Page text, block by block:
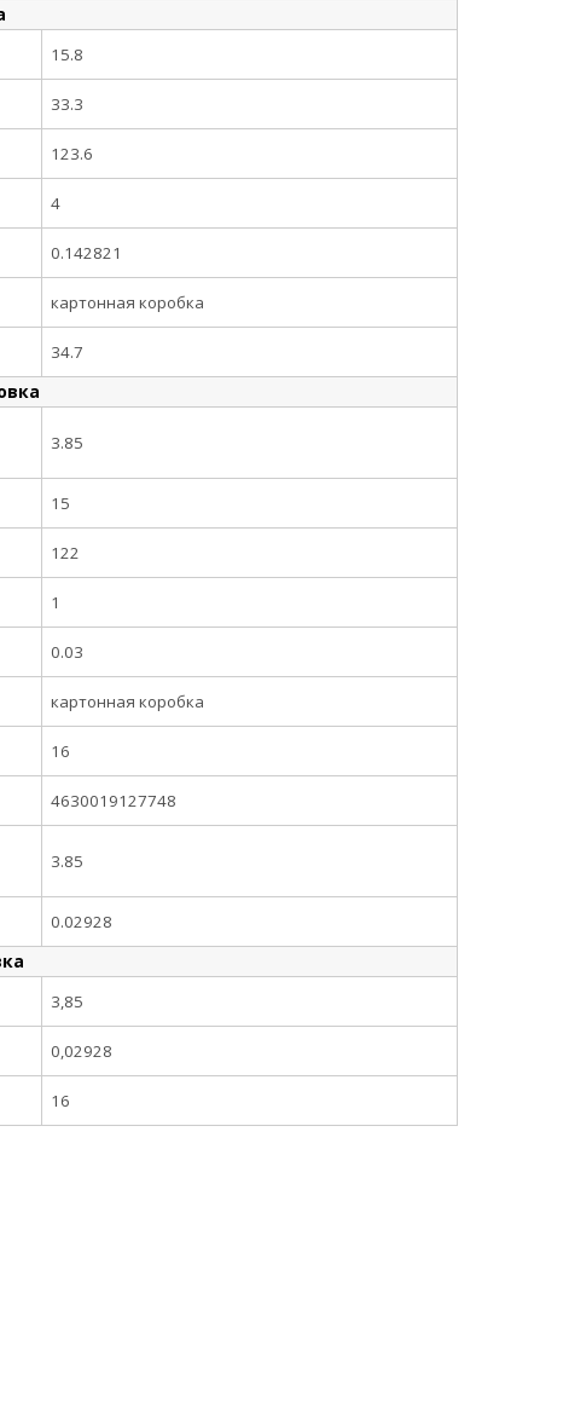
15.8
33.3
123.6
4
0.142821
картонная коробка
34.7
3.85
15
122
1
0.03
картонная коробка
16
4630019127748
3.85
0.02928
3,85
0,02928
16